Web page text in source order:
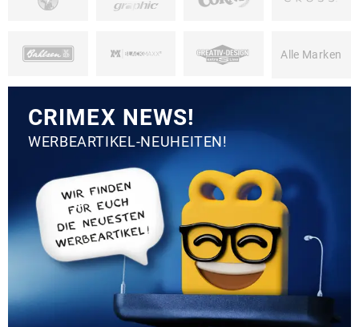
Alle Marken
CRIMEX NEWS!
WERBEARTIKEL-NEUHEITEN!